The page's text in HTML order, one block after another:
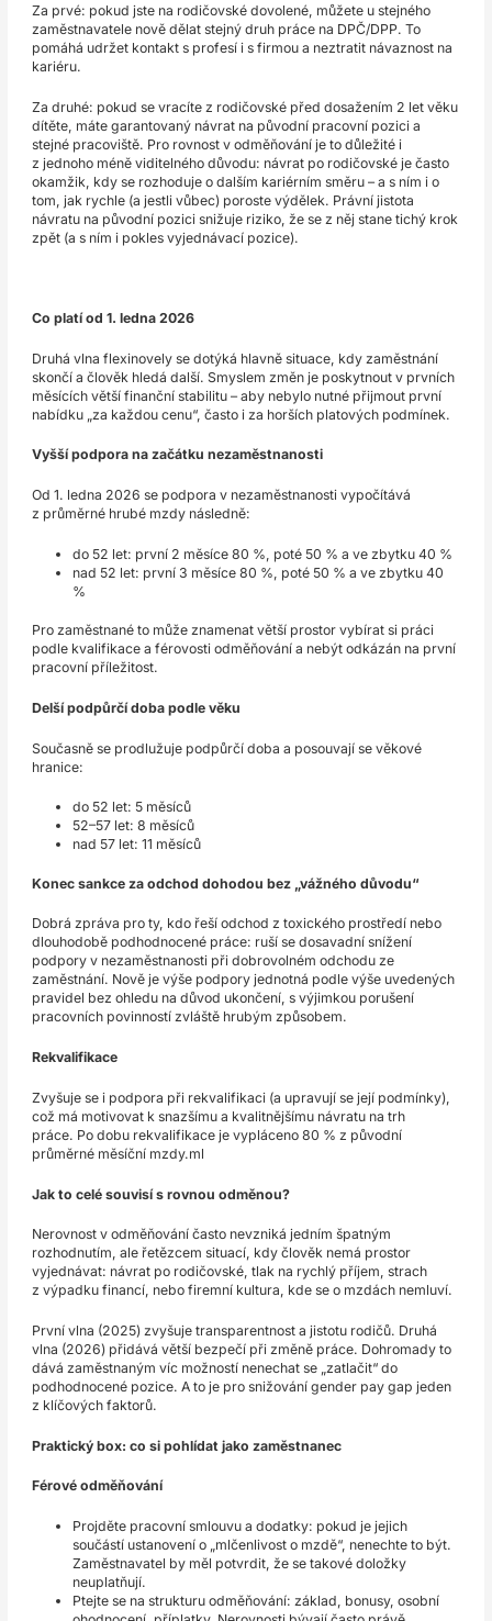
Za prvé: pokud jste na rodičovské dovolené, můžete u stejného
zaměstnavatele nově dělat stejný druh práce na DPČ/DPP. To
pomáhá udržet kontakt s profesí i s firmou a neztratit návaznost na
kariéru.
Za druhé: pokud se vracíte z rodičovské před dosažením 2 let věku
dítěte, máte garantovaný návrat na původní pracovní pozici a
stejné pracoviště. Pro rovnost v odměňování je to důležité i
z jednoho méně viditelného důvodu: návrat po rodičovské je často
okamžik, kdy se rozhoduje o dalším kariérním směru – a s ním i o
tom, jak rychle (a jestli vůbec) poroste výdělek. Právní jistota
návratu na původní pozici snižuje riziko, že se z něj stane tichý krok
zpět (a s ním i pokles vyjednávací pozice).
Co platí od 1. ledna 2026
Druhá vlna flexinovely se dotýká hlavně situace, kdy zaměstnání
skončí a člověk hledá další. Smyslem změn je poskytnout v prvních
měsících větší finanční stabilitu – aby nebylo nutné přijmout první
nabídku „za každou cenu“, často i za horších platových podmínek.
Vyšší podpora na začátku nezaměstnanosti
Od 1. ledna 2026 se podpora v nezaměstnanosti vypočítává
z průměrné hrubé mzdy následně:
do 52 let: první 2 měsíce 80 %, poté 50 % a ve zbytku 40 %
nad 52 let: první 3 měsíce 80 %, poté 50 % a ve zbytku 40
%
Pro zaměstnané to může znamenat větší prostor vybírat si práci
podle kvalifikace a férovosti odměňování a nebýt odkázán na první
pracovní příležitost.
Delší podpůrčí doba podle věku
Současně se prodlužuje podpůrčí doba a posouvají se věkové
hranice:
do 52 let: 5 měsíců
52–57 let: 8 měsíců
nad 57 let: 11 měsíců
Konec sankce za odchod dohodou bez „vážného důvodu“
Dobrá zpráva pro ty, kdo řeší odchod z toxického prostředí nebo
dlouhodobě podhodnocené práce: ruší se dosavadní snížení
podpory v nezaměstnanosti při dobrovolném odchodu ze
zaměstnání. Nově je výše podpory jednotná podle výše uvedených
pravidel bez ohledu na důvod ukončení, s výjimkou porušení
pracovních povinností zvláště hrubým způsobem.
Rekvalifikace
Zvyšuje se i podpora při rekvalifikaci (a upravují se její podmínky),
což má motivovat k snazšímu a kvalitnějšímu návratu na trh
práce. Po dobu rekvalifikace je vypláceno 80 % z původní
průměrné měsíční mzdy.ml
Jak to celé souvisí s rovnou odměnou?
Nerovnost v odměňování často nevzniká jedním špatným
rozhodnutím, ale řetězcem situací, kdy člověk nemá prostor
vyjednávat: návrat po rodičovské, tlak na rychlý příjem, strach
z výpadku financí, nebo firemní kultura, kde se o mzdách nemluví.
První vlna (2025) zvyšuje transparentnost a jistotu rodičů. Druhá
vlna (2026) přidává větší bezpečí při změně práce. Dohromady to
dává zaměstnaným víc možností nenechat se „zatlačit“ do
podhodnocené pozice. A to je pro snižování gender pay gap jeden
z klíčových faktorů.
Praktický box: co si pohlídat jako zaměstnanec
Férové odměňování
Projděte pracovní smlouvu a dodatky: pokud je jejich
součástí ustanovení o „mlčenlivost o mzdě“, nenechte to být.
Zaměstnavatel by měl potvrdit, že se takové doložky
neuplatňují.
Ptejte se na strukturu odměňování: základ, bonusy, osobní